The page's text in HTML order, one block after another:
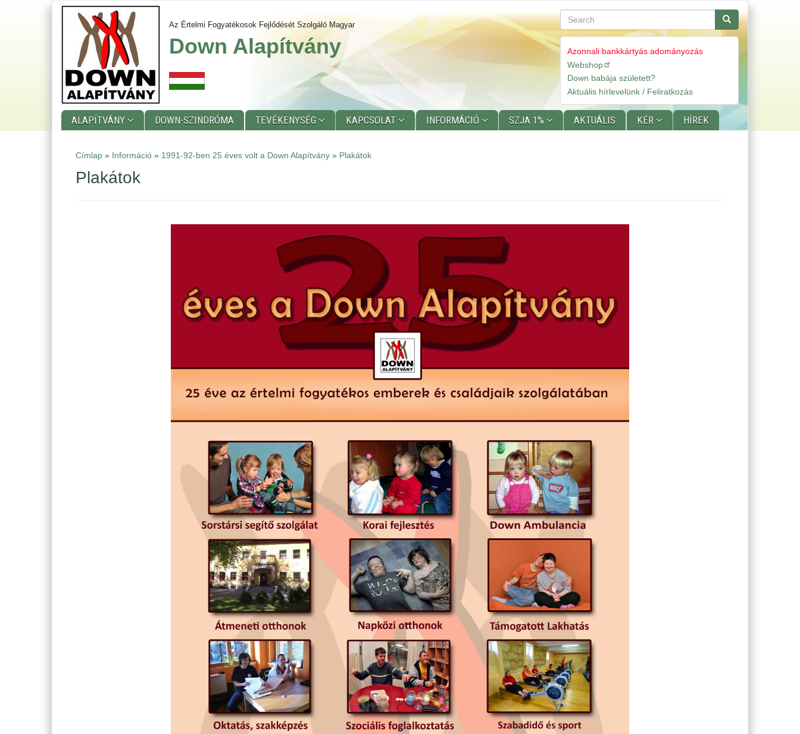
Az Értelmi Fogyatékosok Fejlődését Szolgáló Magyar
Down Alapítvány
Search Search
Gyorslinkek
Azonnali bankkártyás adományozás
Webshop
Down babája született?
Aktuális hírlevelünk / Feliratkozás
menu
ALAPÍTVÁNY DOWN-SZINDRÓMA TEVÉKENYSÉG KAPCSOLAT INFORMÁCIÓ SZJA 1% AKTUÁLIS KÉR HÍREK
Címlap » Információ » 1991-92-ben 25 éves volt a Down Alapítvány » Plakátok
Plakátok